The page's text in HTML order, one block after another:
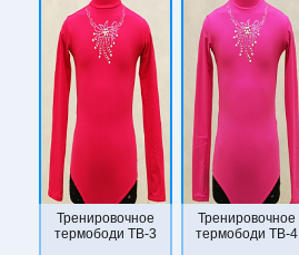
Тренировочное
термободи TB-3
Тренировочное
термободи TB-4